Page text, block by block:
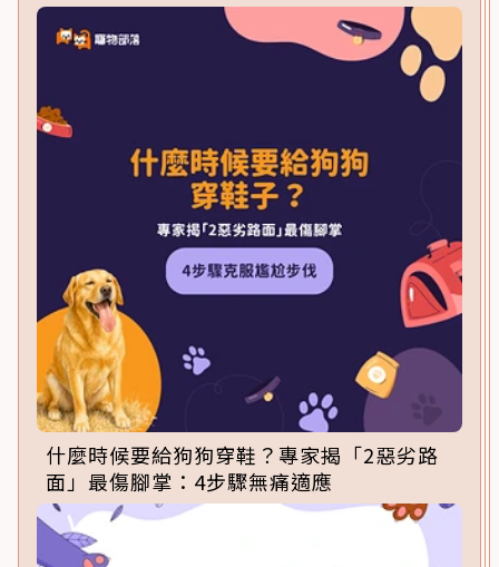
什麼時候要給狗狗穿鞋？專家揭「2惡劣路
面」最傷腳掌：4步驟無痛適應